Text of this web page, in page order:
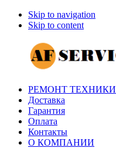
Skip to navigation
Skip to content
РЕМОНТ ТЕХНИКИ
Доставка
Гарантия
Оплата
Контакты
О КОМПАНИИ